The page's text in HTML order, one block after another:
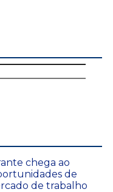
chega ao
de
de trabalho